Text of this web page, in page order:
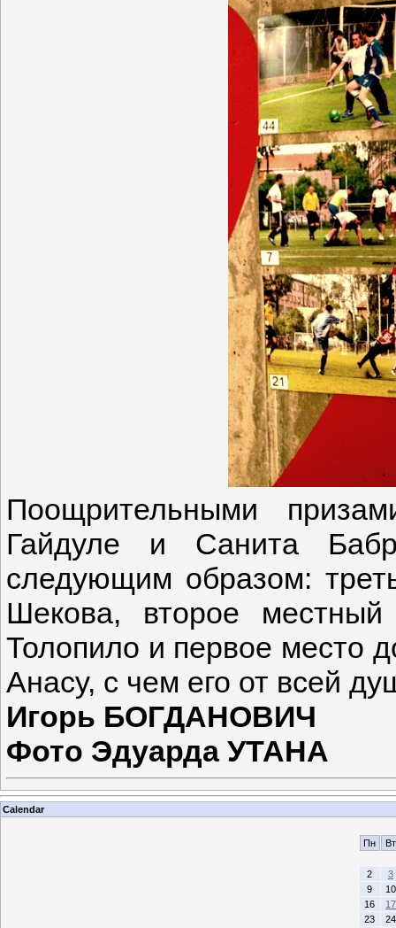
Поощрительными
Гайдуле и Санита
следующим образом:
Шекова, второе местный
Толопило и первое место
Анасу, с чем его от всей
Игорь БОГДАНОВИЧ
Фото Эдуарда УТАНА
Calendar
Пн Вт
2
3
9
10
16
17
23
24